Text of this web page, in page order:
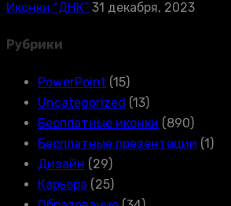
Иконки “ДНК” 31 декабря, 2023
Рубрики
PowerPoint (15)
Uncategorized (13)
Бесплатные иконки (890)
Бесплатные презентации (1)
Дизайн (29)
Карьера (25)